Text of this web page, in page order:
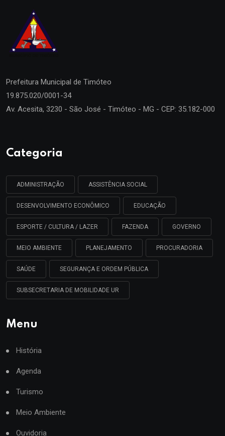
Prefeitura Municipal de Timóteo
19.875.020/0001-34
Av. Acesita, 3230 - São José - Timóteo - MG - CEP: 35.182-000
Categoria
ADMINISTRAÇÃO ASSISTÊNCIA SOCIAL
DESENVOLVIMENTO ECONÔMICO EDUCAÇÃO
ESPORTE / CULTURA / LAZER FAZENDA GOVERNO
MEIO AMBIENTE PLANEJAMENTO PROCURADORIA
SAÚDE SEGURANÇA E ORDEM PÚBLICA
SUBSECRETARIA DE MOBILIDADE UR
Menu
História
Agenda
Turismo
Meio Ambiente
Ouvidoria